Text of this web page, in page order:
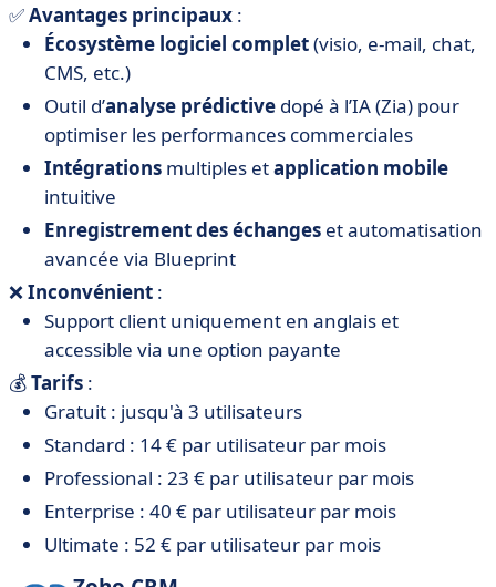
✅Avantages principaux :
Écosystème logiciel complet(visio, e-mail, chat,
CMS, etc.)
Outil d’analyse prédictive dopé à l’IA (Zia) pour
optimiser les performances commerciales
Intégrations multiples etapplication mobile
intuitive
Enregistrement des échanges et automatisation
avancée via Blueprint
❌Inconvénient :
Support client uniquement en anglais et
accessible via une option payante
💰Tarifs :
Gratuit : jusqu'à 3 utilisateurs
Standard : 14 € par utilisateur par mois
Professional : 23 € par utilisateur par mois
Enterprise : 40 € par utilisateur par mois
Ultimate : 52 € par utilisateur par mois